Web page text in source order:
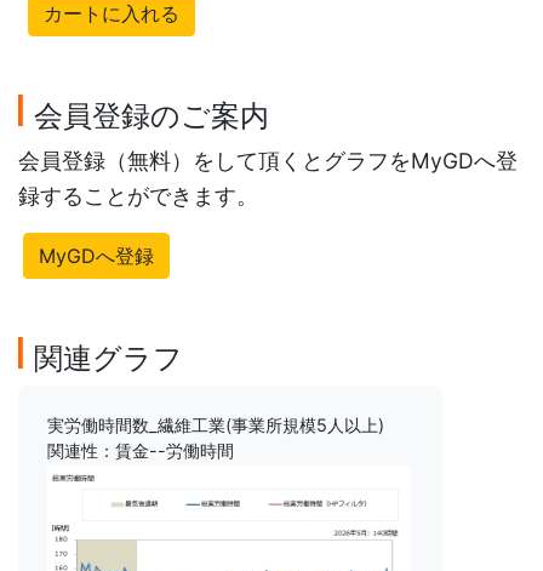
カートに入れる
会員登録のご案内
会員登録（無料）をして頂くとグラフをMyGDへ登
録することができます。
MyGDへ登録
関連グラフ
実労働時間数_繊維工業(事業所規模5人以上)
関連性：賃金--労働時間